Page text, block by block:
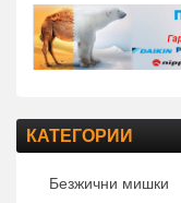
КАТЕГОРИИ
Безжични мишки